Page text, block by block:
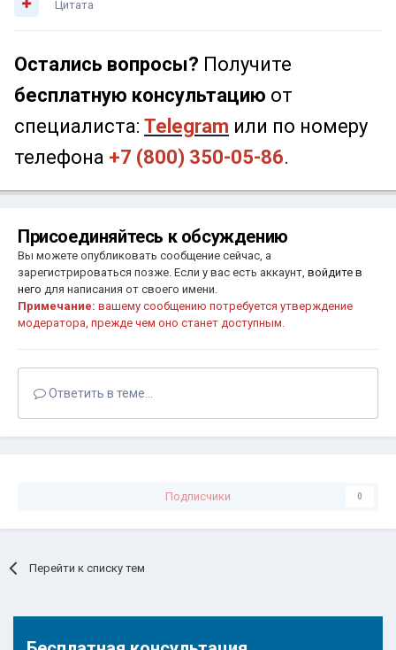
Цитата
Остались вопросы? Получите
бесплатную консультацию от
специалиста: Telegram или по номеру
телефона +7 (800) 350-05-86.
Присоединяйтесь к обсуждению
Вы можете опубликовать сообщение сейчас, а
зарегистрироваться позже. Если у вас есть аккаунт, войдите в
него для написания от своего имени.
Примечание: вашему сообщению потребуется утверждение
модератора, прежде чем оно станет доступным.
Ответить в теме...
Подписчики 0
Перейти к списку тем